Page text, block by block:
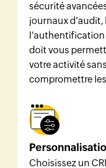
sécurité
journaux d'audit,
l'authentification
doit vous
votre activité
compromettre
Choisissez un